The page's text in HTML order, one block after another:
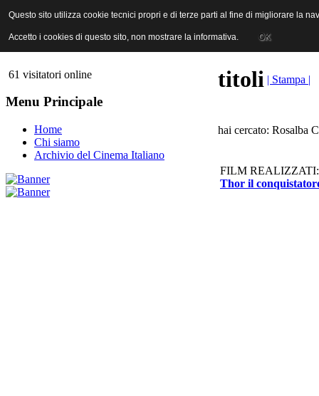
ANICA | Associazione Nazionale Industrie Cinematografiche
61 visitatori online
Menu Principale
Home
Chi siamo
Archivio del Cinema Italiano
titoli | Stampa |
hai cercato: Rosalba
FILM REALIZZATI:
Thor il
Questo sito utilizza cookie tecnici propri e di terze parti al fine di migliorare la
Accetto i cookies di questo sito, non mostrare la informativa. OK
Questo sito utilizza cookie tecnici propri e di terze parti al fine di migliorare la
Accetto i cookies di questo sito, non mostrare la informativa. OK